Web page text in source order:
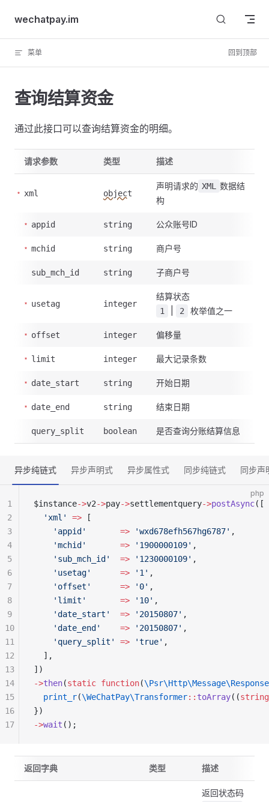
Skip to content
wechatpay.im
菜单 回到顶部
查询结算资金
通过此接口可以查询结算资金的明细。
请求参数 类型 描述
xml object
声明请求的 XML
数据结
构
appid string 公众账号ID
mchid string 商户号
sub_mch_id string 子商户号
usetag integer
结算状态
1 2 枚举值之一
offset integer 偏移量
limit integer 最大记录条数
date_start string 开始日期
date_end string 结束日期
query_split boolean 是否查询分账结算信息
异步纯链式 异步声明式 异步属性式 同步纯链式 同步声
php
$instance->v2->pay->settlementquery->postAsync([
  'xml'
=> [
    'appid'
       =>
'wxd678efh567hg6787' ,
    'mchid'
       =>
'1900000109' ,
    'sub_mch_id'
  =>
'1230000109' ,
    'usetag'
      =>
'1' ,
    'offset'
      =>
'0' ,
    'limit'
       =>
'10' ,
    'date_start'
  =>
'20150807' ,
    'date_end'
    =>
'20150807' ,
    'query_split'
=> 'true' ,
  ],
])
->then(static function(
  print_r
(\WeChatPay\Transformer:: toArray((string
})
->wait ();
1
2
3
4
5
6
7
8
9
10
11
12
13
14
15
16
17
返回字典 类型 描述
返回状态码